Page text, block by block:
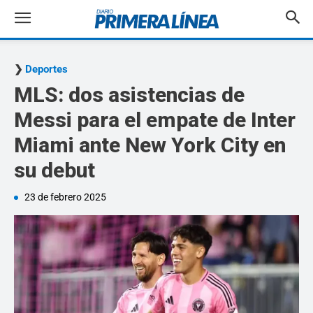
Deportes
MLS: dos asistencias de
Messi para el empate de Inter
Miami ante New York City en
su debut
23 de febrero 2025